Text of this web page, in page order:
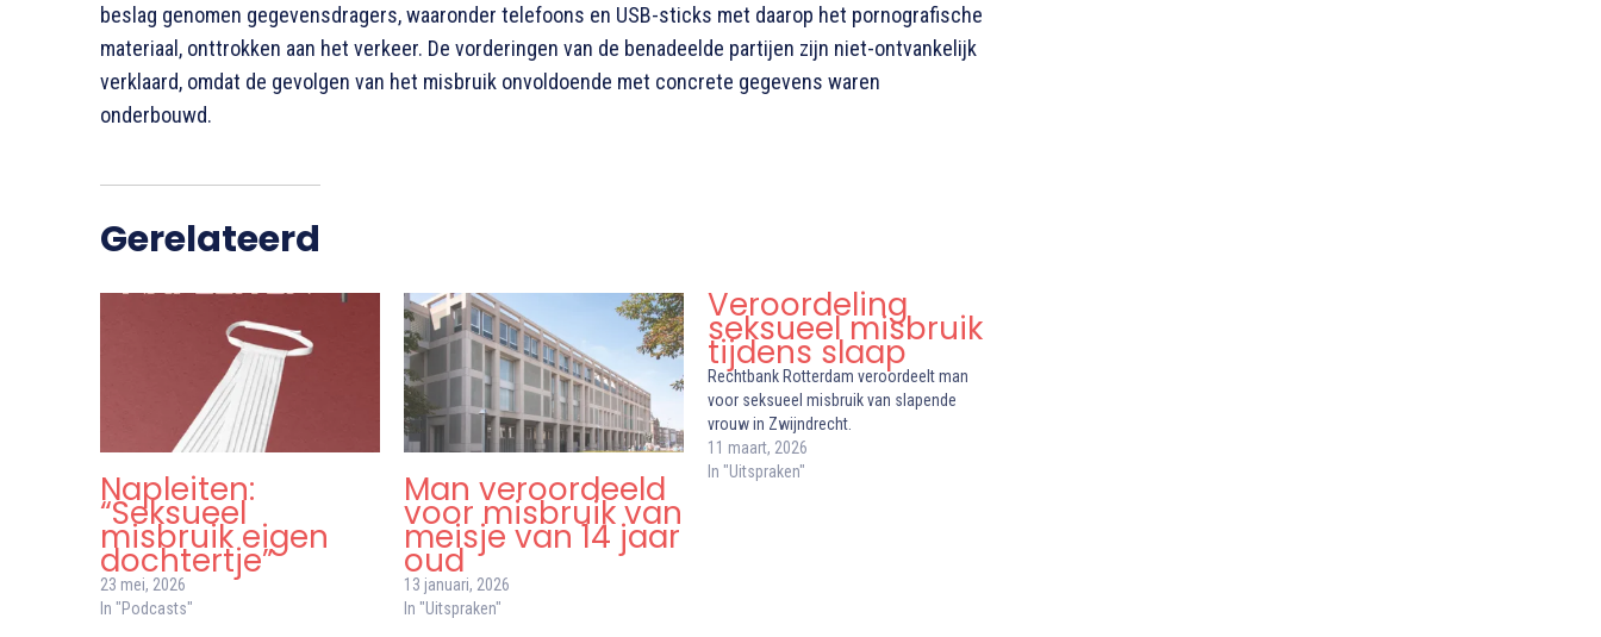
beslag genomen gegevensdragers, waaronder telefoons en USB-sticks met daarop het pornografische
materiaal, onttrokken aan het verkeer. De vorderingen van de benadeelde partijen zijn niet-ontvankelijk
verklaard, omdat de gevolgen van het misbruik onvoldoende met concrete gegevens waren
onderbouwd.
Gerelateerd
Napleiten:
“Seksueel
misbruik eigen
dochtertje”
23 mei, 2026
In "Podcasts"
Man veroordeeld
voor misbruik van
meisje van 14 jaar
oud
13 januari, 2026
In "Uitspraken"
Veroordeling
seksueel misbruik
tijdens slaap
Rechtbank Rotterdam veroordeelt man
voor seksueel misbruik van slapende
vrouw in Zwijndrecht.
11 maart, 2026
In "Uitspraken"